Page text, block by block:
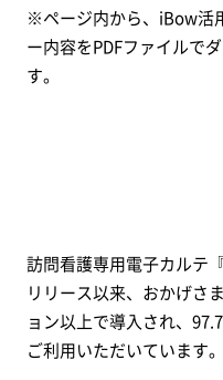
※ページ内から、iBow活
ー内容をPDFファイルで
す。
訪問看護専用電子カルテ
リリース以来、おかげさ
ョン以上で導入され、
ご利用いただいています。